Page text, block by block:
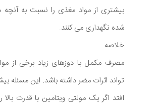
بیشتری از مواد مغذی را نسبت به آنچه
شده نگهداری می کنند.
خلاصه
مصرف مکمل با دوزهای زیاد برخی از
تواند اثرات مضر داشته باشد. این مسئله
افتد اگر یک مولتی ویتامین با قدرت بالا